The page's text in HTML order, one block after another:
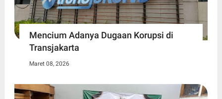
Mencium Adanya Dugaan Korupsi di
Transjakarta
Maret 08, 2026